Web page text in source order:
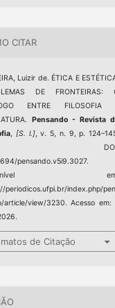
CITAR
Luizir de. ÉTICA E
DE FRONTEIRAS:
ENTRE FILOSOFIA
Pensando - Revista
, [S. l.], v. 5, n. 9, p.
pensando.v5i9.3027.
periodicos.ufpi.br/index.php/
article/view/3230. Acesso em:
de Citação